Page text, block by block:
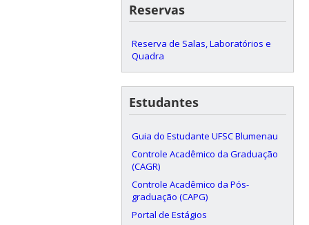
Reservas
Reserva de Salas, Laboratórios e
Quadra
Estudantes
Guia do Estudante UFSC Blumenau
Controle Acadêmico da Graduação
(CAGR)
Controle Acadêmico da Pós-
graduação (CAPG)
Portal de Estágios